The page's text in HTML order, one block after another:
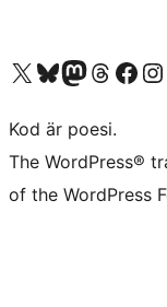
Besök vår X-konto (f.d. Twitter)
Besök vårt Bluesky-konto
Besök vårt Mastodon-konto
Besök vårt Thread-konto
Besök vår Facebook-sida
Besök
Kod är poesi.
The WordPress®
of the WordPress